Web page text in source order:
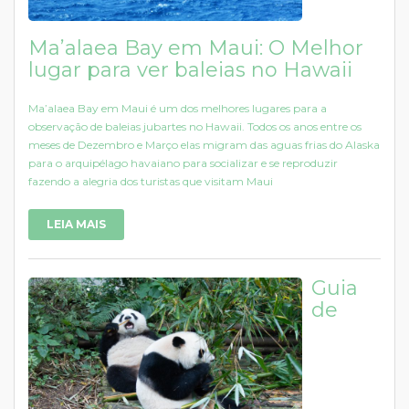
Ma’alaea Bay em Maui: O Melhor
lugar para ver baleias no Hawaii
Ma’alaea Bay em Maui é um dos melhores lugares para a
observação de baleias jubartes no Hawaii. Todos os anos entre os
meses de Dezembro e Março elas migram das aguas frias do Alaska
para o arquipélago havaiano para socializar e se reproduzir
fazendo a alegria dos turistas que visitam Maui
LEIA MAIS
Guia
de